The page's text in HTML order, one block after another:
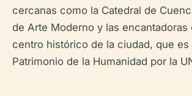
cercanas como la Catedral de
de Arte Moderno y las encantadoras
centro histórico de la ciudad, que es
Patrimonio de la Humanidad por la